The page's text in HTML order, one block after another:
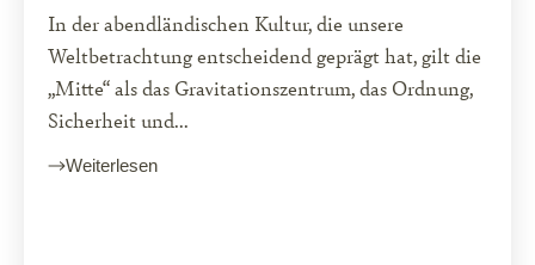
In der abendländischen Kultur, die unsere
Weltbetrachtung entscheidend geprägt hat, gilt die
„Mitte“ als das Gravitationszentrum, das Ordnung,
Sicherheit und...
Weiterlesen